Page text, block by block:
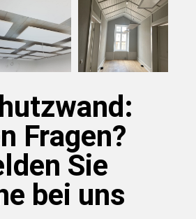
Fragen?
Sie
bei uns